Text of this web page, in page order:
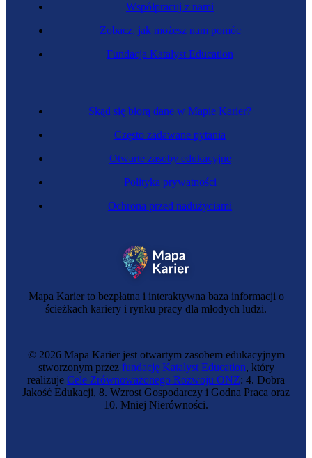
Zawód przyszłości
Mapa Karier to bezpłatna i interaktywna baza informacji o
ścieżkach kariery i rynku pracy dla młodych ludzi.
Skąd się biorą dane w Mapie Karier?
Często zadawane pytania
Otwarte zasoby edukacyjne
Polityka prywatności
Ochrona przed nadużyciami
Współpracuj z nami
Zobacz, jak możesz nam pomóc
Fundacja Katalyst Education
© 2026 Mapa Karier jest otwartym zasobem edukacyjnym
stworzonym przez fundację Katalyst Education, który
realizuje Cele Zrównoważonego Rozwoju ONZ: 4. Dobra
Jakość Edukacji, 8. Wzrost Gospodarczy i Godna Praca oraz
10. Mniej Nierówności.